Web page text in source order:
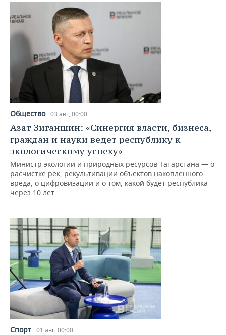
Общество 03 авг, 00:00
Азат Зиганшин: «Синергия власти, бизнеса,
граждан и науки ведет республику к
экологическому успеху»
Министр экологии и природных ресурсов Татарстана — о
расчистке рек, рекультивации объектов накопленного
вреда, о цифровизации и о том, какой будет республика
через 10 лет
Спорт 01 авг, 00:00